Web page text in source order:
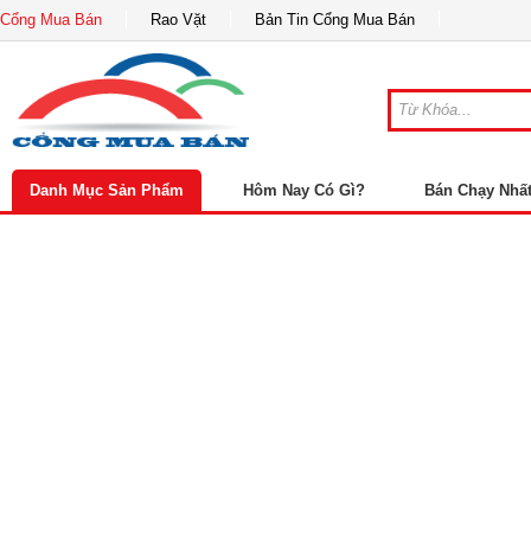
Cổng Mua Bán Rao Vặt Bản Tin Cổng Mua Bán
Danh Mục Sản Phẩm Hôm Nay Có Gì? Bán Chạy Nhất